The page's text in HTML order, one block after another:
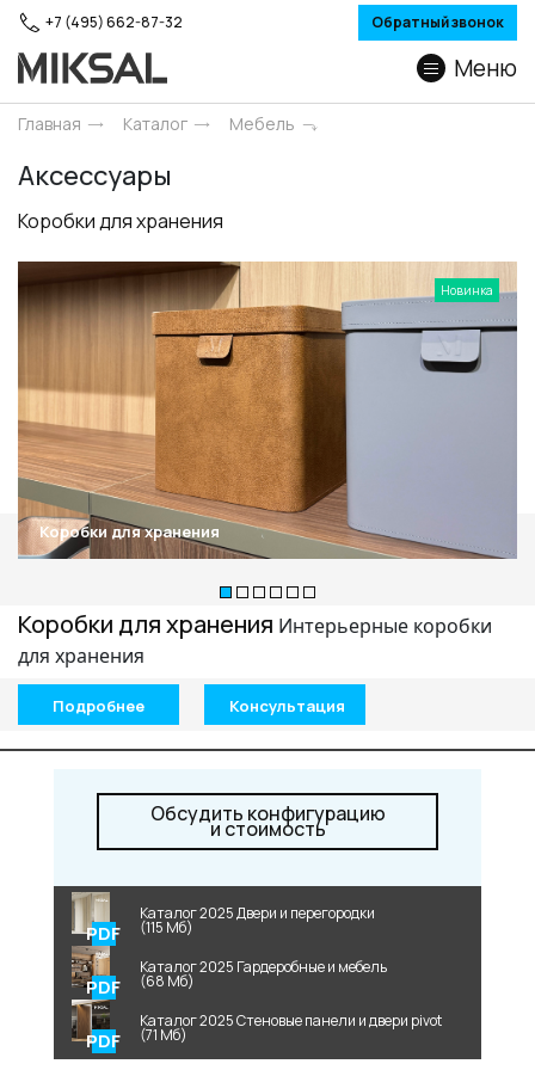
+7 (495) 662-87-32 Обратный звонок
Меню
Главная Каталог Мебель
Аксессуары
Коробки для хранения
Коробки для хранения Интерьерные коробки
для хранения
Коробки для хранения
Подробнее Консультация
Новинка
Обсудить конфигурацию
и стоимость
Каталог 2025 Двери и перегородки
(115 Мб)
Каталог 2025 Гардеробные и мебель
(68 Мб)
Каталог 2025 Стеновые панели и двери pivot
(71 Мб)
+7 495 662 87 32
salon@miksal.ru
Белорусская
г. Москва, ул. Бутырский Вал, д. 32
пн-сб 10:00 - 20:00 (вс 10:00 - 19:00)
(9.05 -выходной)
Посмотреть на карте
Email:salon@miksal.ru